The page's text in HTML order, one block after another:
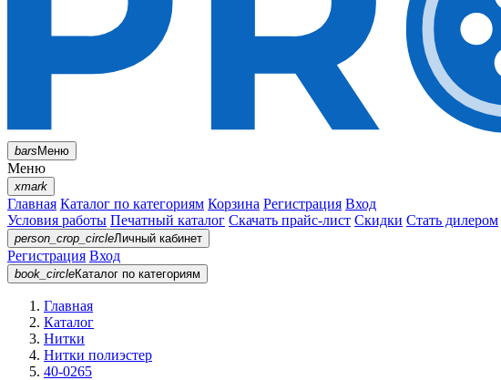
barsМеню
Меню
xmark
Главная Каталог по категориям Корзина Регистрация Вход
Условия работы Печатный каталог Скачать прайс-лист Скидки Стать дилером
person_crop_circleЛичный кабинет
Регистрация Вход
book_circleКаталог по категориям
Главная
Каталог
Нитки
Нитки полиэстер
40-0265